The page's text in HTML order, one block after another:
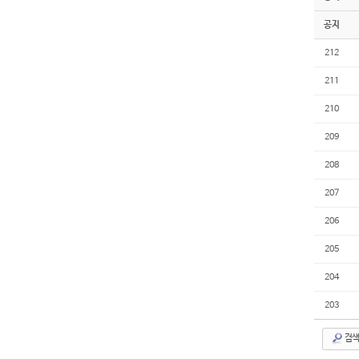
공지
212
211
210
209
208
207
206
205
204
203
검색